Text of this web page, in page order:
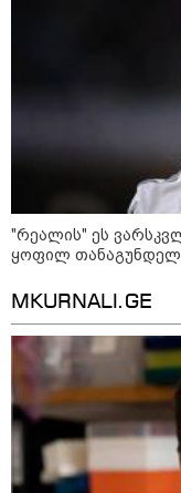
კატეგორიის
"რეალის" ეს
ყოფილ
MKURNALI.GE